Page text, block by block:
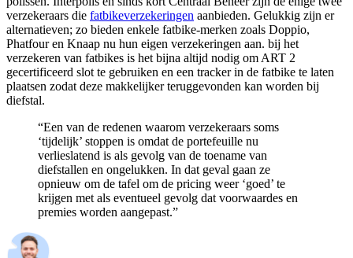
verzekeraars die fatbikeverzekeringen aanbieden. Gelukkig zijn er
alternatieven; zo bieden enkele fatbike-merken zoals Doppio,
Phatfour en Knaap nu hun eigen verzekeringen aan. bij het
verzekeren van fatbikes is het bijna altijd nodig om ART 2
gecertificeerd slot te gebruiken en een tracker in de fatbike te laten
plaatsen zodat deze makkelijker teruggevonden kan worden bij
diefstal.
“Een van de redenen waarom verzekeraars soms
‘tijdelijk’ stoppen is omdat de portefeuille nu
verlieslatend is als gevolg van de toename van
diefstallen en ongelukken. In dat geval gaan ze
opnieuw om de tafel om de pricing weer ‘goed’ te
krijgen met als eventueel gevolg dat voorwaardes en
premies worden aangepast.”